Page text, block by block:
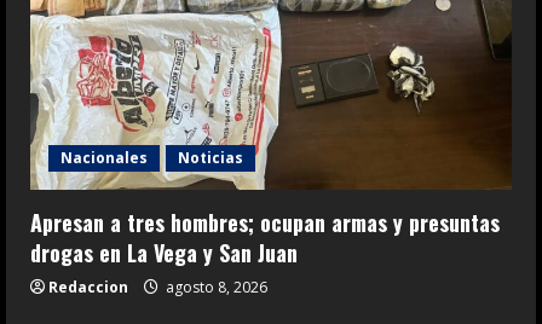
Nacionales Noticias
Apresan a tres hombres; ocupan armas y presuntas
drogas en La Vega y San Juan
Redaccion agosto 8, 2026